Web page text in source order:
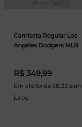
Camiseta Regular Los
Angeles Dodgers MLB
R$ 349,99
Em até 6x de 58,33 sem
juros